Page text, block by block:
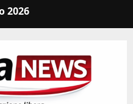
2026